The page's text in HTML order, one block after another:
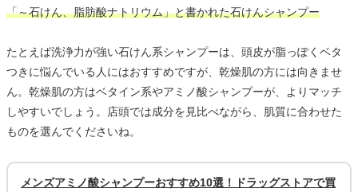
「～石けん、脂肪酸ナトリウム」と書かれた石けんシャンプー
たとえば洗浄力が強い石けん系シャンプーは、頭皮が脂っぽくベタ
つきに悩んでいる人にはおすすめですが、乾燥肌の方には向きませ
ん。乾燥肌の方はベタイン系やアミノ酸シャンプーが、よりマッチ
しやすいでしょう。店頭では成分を見比べながら、肌質に合わせた
ものを選んでくださいね。
メンズアミノ酸シャンプーおすすめ10選！ドラッグストアで買